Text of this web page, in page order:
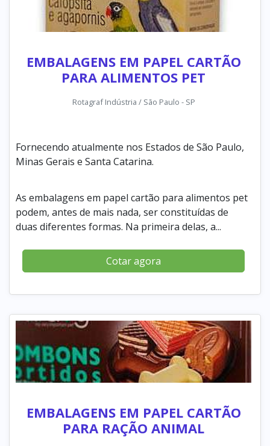
EMBALAGENS EM PAPEL CARTÃO
PARA ALIMENTOS PET
Rotagraf Indústria / São Paulo - SP
Fornecendo atualmente nos Estados de São Paulo,
Minas Gerais e Santa Catarina.
As embalagens em papel cartão para alimentos pet
podem, antes de mais nada, ser constituídas de
duas diferentes formas. Na primeira delas, a...
Cotar agora
EMBALAGENS EM PAPEL CARTÃO
PARA RAÇÃO ANIMAL